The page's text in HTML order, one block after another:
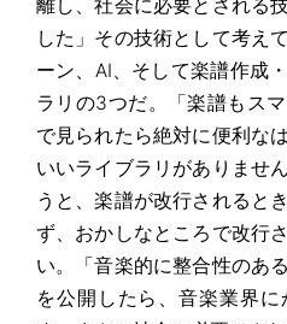
離し、社会に必要とされる
した」その技術として考え
ーン、AI、そして楽譜作成
ラリの3つだ。「楽譜もス
で見られたら絶対に便利な
いいライブラリがありませ
うと、楽譜が改行されると
ず、おかしなところで改行
い。「音楽的に整合性のあ
を公開したら、音楽業界